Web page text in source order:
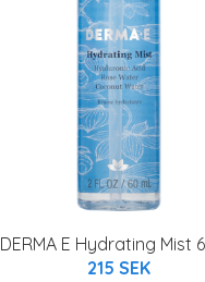
DERMA E Hydrating Mist
215 SEK